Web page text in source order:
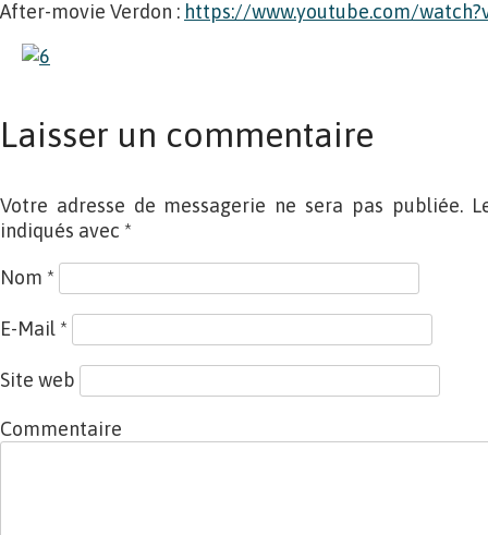
After-movie Verdon : https://www.youtube.com/
Laisser un commentaire
Votre adresse de messagerie ne sera pas publiée.
indiqués avec *
Nom *
E-Mail *
Site web
Commentaire